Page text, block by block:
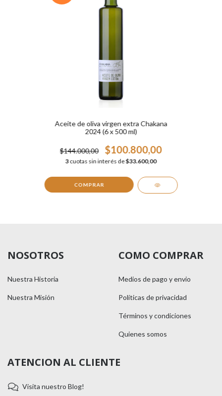
Aceite de oliva virgen extra Chakana
2024 (6 x 500 ml)
$144.000,00 $100.800,00
3cuotas sin interés de$33.600,00
NOSOTROS
Nuestra Historia
Nuestra Misión
COMO COMPRAR
Medios de pago y envio
Políticas de privacidad
Términos y condiciones
Quienes somos
ATENCION AL CLIENTE
Visita nuestro Blog!